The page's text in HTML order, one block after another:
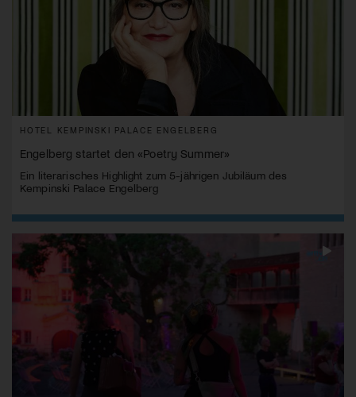
HOTEL KEMPINSKI PALACE ENGELBERG
Engelberg startet den «Poetry Summer»
Ein literarisches Highlight zum 5-jährigen Jubiläum des
Kempinski Palace Engelberg